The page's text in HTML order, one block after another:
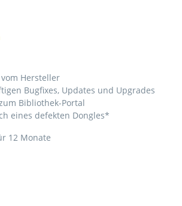
Hersteller
Bugfixes, Updates und Upgrades
Bibliothek-Portal
eines defekten Dongles*
12 Monate